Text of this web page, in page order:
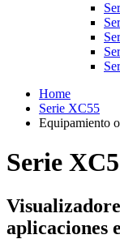
Home
Serie XC55
Equipamiento
Serie
aplicaciones